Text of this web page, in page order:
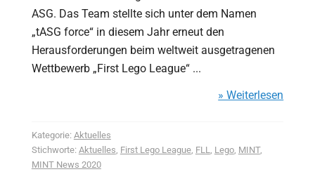
ASG. Das Team stellte sich unter dem Namen
„tASG force“ in diesem Jahr erneut den
Herausforderungen beim weltweit ausgetragenen
Wettbewerb „First Lego League“ ...
» Weiterlesen
Kategorie: Aktuelles
Stichworte: Aktuelles First Lego League, FLL Lego, MINT,
MINT News 2020